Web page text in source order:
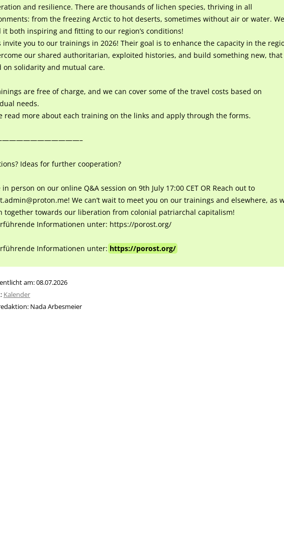
and resilience. There are thousands of lichen species, thriving in all
from the freezing Arctic to hot deserts, sometimes without air or water. We
it both inspiring and fitting to our region’s conditions!
invite you to our trainings in 2026! Their goal is to enhance the capacity in the
our shared authoritarian, exploited histories, and build something new, that
on solidarity and mutual care.
are free of charge, and we can cover some of the travel costs based on
needs.
read more about each training on the links and apply through the forms.
Ideas for further cooperation?
in person on our online Q&A session on 9th July 17:00 CET OR Reach out to
We can’t wait to meet you on our trainings and elsewhere, as
together towards our liberation from colonial patriarchal capitalism!
Informationen unter: https://porost.org/
Informationen unter: https://porost.org/
am:08.07.2026
Kalender
Nada Arbesmeier